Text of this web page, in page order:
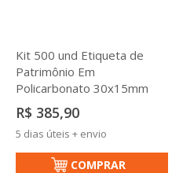
Kit 500 und Etiqueta de
Patrimônio Em
Policarbonato 30x15mm
R$ 385,90
5 dias úteis + envio
COMPRAR